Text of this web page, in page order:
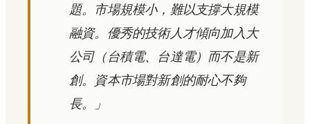
題。市場規模小，難以支撐大規模
融資。優秀的技術人才傾向加入大
公司（台積電、台達電）而不是新
創。資本市場對新創的耐心不夠
長。」